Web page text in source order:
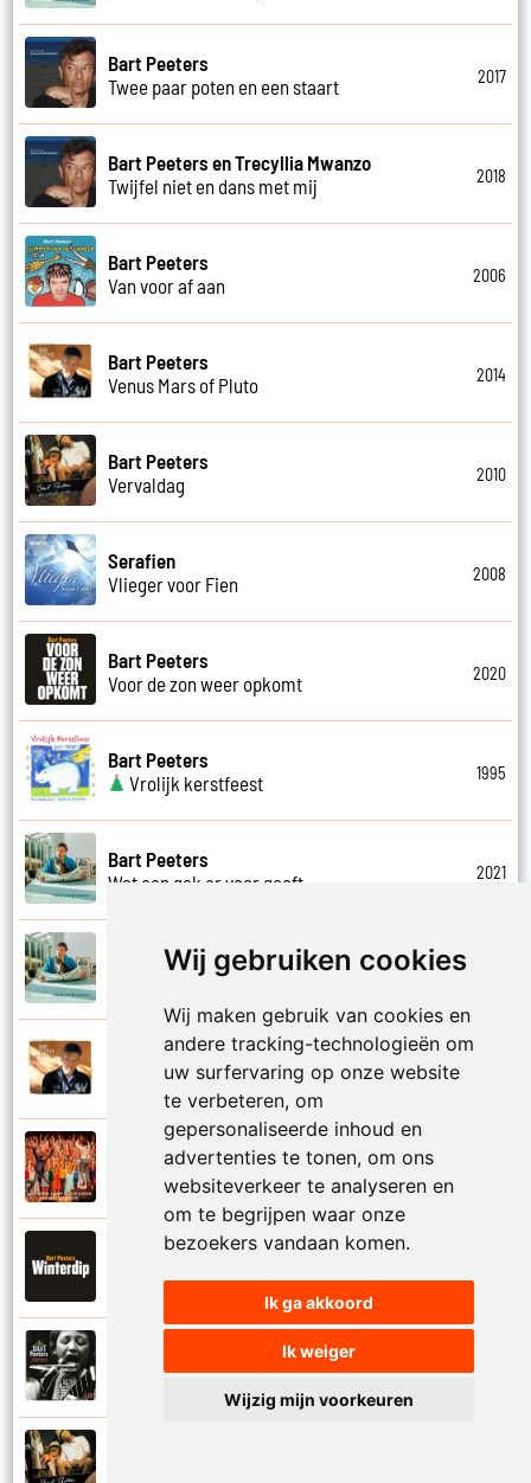
Wij gebruiken cookies
Wij maken gebruik van cookies en
andere tracking-technologieën om
uw surfervaring op onze website
te verbeteren, om
gepersonaliseerde inhoud en
advertenties te tonen, om ons
websiteverkeer te analyseren en
om te begrijpen waar onze
bezoekers vandaan komen.
Ik ga akkoord
Ik weiger
Wijzig mijn voorkeuren
Bart Peeters
Twee paar poten en een staart
2017
Bart Peeters en Trecyllia Mwanzo
Twijfel niet en dans met mij
2018
Bart Peeters
Van voor af aan
2006
Bart Peeters
Venus Mars of Pluto
2014
Bart Peeters
Vervaldag
2010
Serafien
Vlieger voor Fien
2008
Bart Peeters
Voor de zon weer opkomt
2020
Bart Peeters
Vrolijk kerstfeest
1995
Bart Peeters
Wat een gek er voor geeft
2021
Bart Peeters
Wat mag er nog wel
Bart Peeters
Wat nog komen zou
Bart Peeters, Ronny Mosuse en Pop-Up
Wat nog komen zou
Bart Peeters
Winterdip
Zeester met koffie
2002